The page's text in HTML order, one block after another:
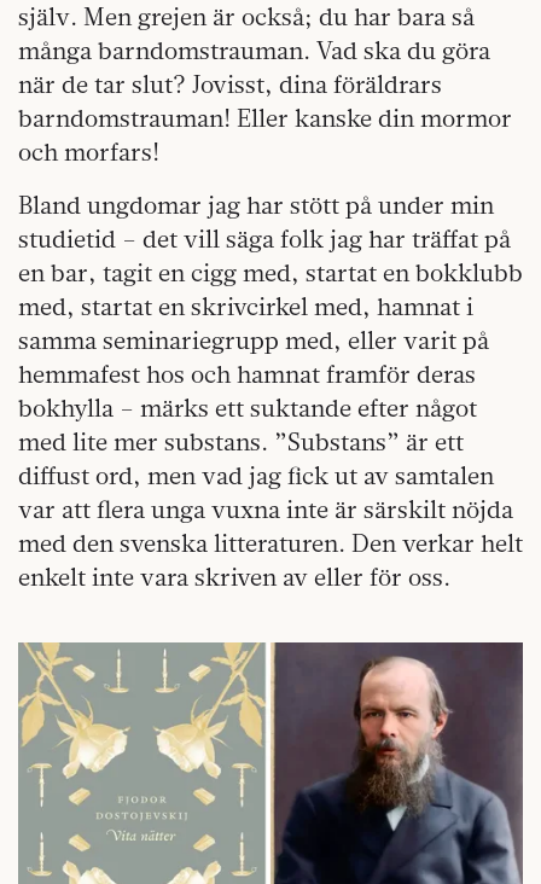
själv. Men grejen är också; du har bara så
många barndomstrauman. Vad ska du göra
när de tar slut? Jovisst, dina föräldrars
barndomstrauman! Eller kanske din mormor
och morfars!
Bland ungdomar jag har stött på under min
studietid – det vill säga folk jag har träffat på
en bar, tagit en cigg med, startat en bokklubb
med, startat en skrivcirkel med, hamnat i
samma seminariegrupp med, eller varit på
hemmafest hos och hamnat framför deras
bokhylla – märks ett suktande efter något
med lite mer substans. ”Substans” är ett
diffust ord, men vad jag fick ut av samtalen
var att flera unga vuxna inte är särskilt nöjda
med den svenska litteraturen. Den verkar helt
enkelt inte vara skriven av eller för oss.